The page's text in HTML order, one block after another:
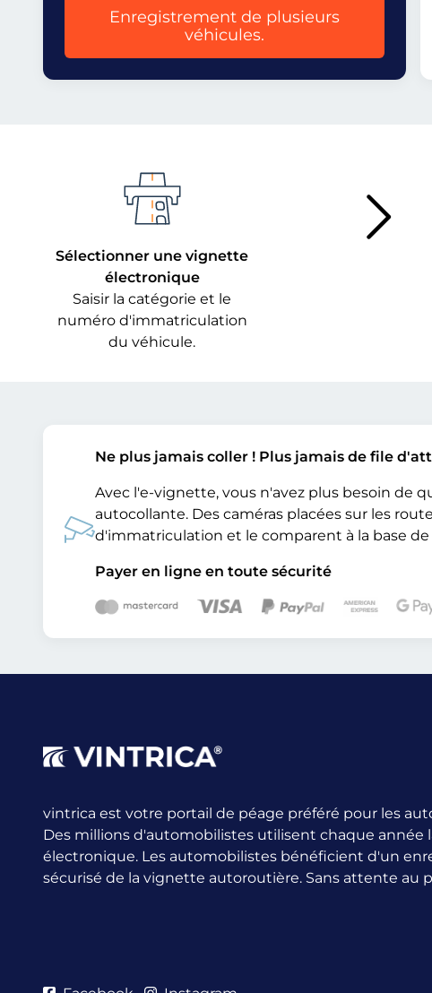
Enregistrement de plusieurs
véhicules.
Sélectionner une vignette
électronique
Saisir la catégorie et le
numéro d'immatriculation
du véhicule.
Ne plus jamais coller ! Plus jamais de file
Avec l'e-vignette, vous n'avez plus besoin de
autocollante. Des caméras placées sur les
d'immatriculation et le comparent à la base de
Payer en ligne en toute sécurité
vintrica est votre portail de péage préféré pour les
Des millions d'automobilistes utilisent chaque année
électronique. Les automobilistes bénéficient d'un
sécurisé de la vignette autoroutière. Sans attente au